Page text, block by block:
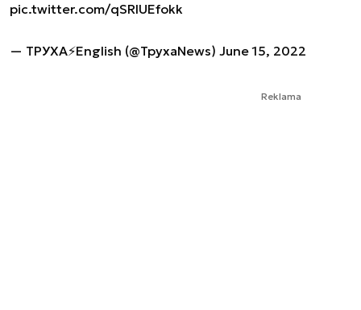
pic.twitter.com/qSRIUEfokk
— ТРУХА⚡️English (@TpyxaNews) June 15, 2022
Reklama